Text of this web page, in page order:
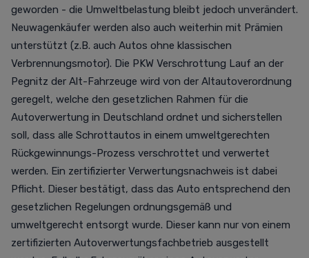
geworden - die Umweltbelastung bleibt jedoch unverändert.
Neuwagenkäufer werden also auch weiterhin mit Prämien
unterstützt (z.B. auch Autos ohne klassischen
Verbrennungsmotor). Die PKW Verschrottung Lauf an der
Pegnitz der Alt-Fahrzeuge wird von der Altautoverordnung
geregelt, welche den gesetzlichen Rahmen für die
Autoverwertung in Deutschland ordnet und sicherstellen
soll, dass alle Schrottautos in einem umweltgerechten
Rückgewinnungs-Prozess verschrottet und verwertet
werden. Ein zertifizierter Verwertungsnachweis ist dabei
Pflicht. Dieser bestätigt, dass das Auto entsprechend den
gesetzlichen Regelungen ordnungsgemäß und
umweltgerecht entsorgt wurde. Dieser kann nur von einem
zertifizierten Autoverwertungsfachbetrieb ausgestellt